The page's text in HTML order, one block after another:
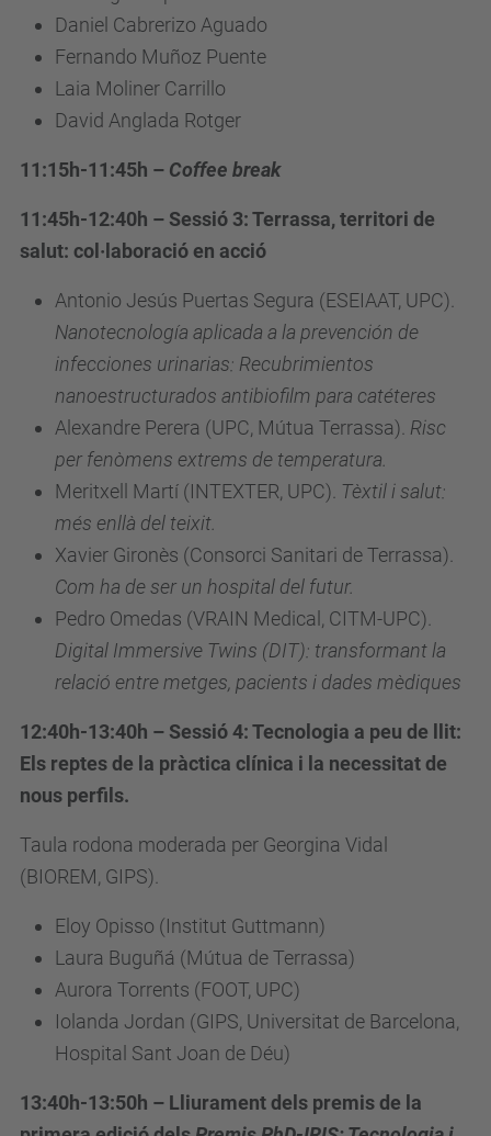
Daniel Cabrerizo Aguado
Fernando Muñoz Puente
Laia Moliner Carrillo
David Anglada Rotger
11:15h-11:45h – Coffee break
11:45h-12:40h – Sessió 3: Terrassa, territori de
salut: col·laboració en acció
Antonio Jesús Puertas Segura (ESEIAAT, UPC).
Nanotecnología aplicada a la prevención de
infecciones urinarias: Recubrimientos
nanoestructurados antibiofilm para catéteres
Alexandre Perera (UPC, Mútua Terrassa). Risc
per fenòmens extrems de temperatura.
Meritxell Martí (INTEXTER, UPC). Tèxtil i salut:
més enllà del teixit.
Xavier Gironès (Consorci Sanitari de Terrassa).
Com ha de ser un hospital del futur.
Pedro Omedas (VRAIN Medical, CITM-UPC).
Digital Immersive Twins (DIT): transformant la
relació entre metges, pacients i dades mèdiques
12:40h-13:40h – Sessió 4: Tecnologia a peu de llit:
Els reptes de la pràctica clínica i la necessitat de
nous perfils.
Taula rodona moderada per Georgina Vidal
(BIOREM, GIPS).
Eloy Opisso (Institut Guttmann)
Laura Buguñá (Mútua de Terrassa)
Aurora Torrents (FOOT, UPC)
Iolanda Jordan (GIPS, Universitat de Barcelona,
Hospital Sant Joan de Déu)
13:40h-13:50h – Lliurament dels premis de la